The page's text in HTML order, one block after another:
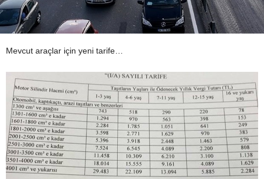
Mevcut araçlar için yeni tarife…